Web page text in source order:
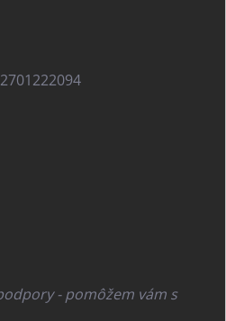
- pomôžem vám s